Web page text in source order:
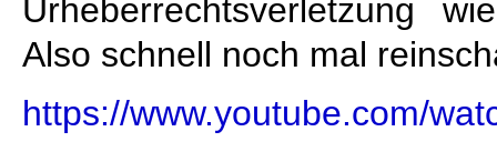
Urheberrechtsverletzung
Also schnell noch mal
https://www.youtube.com/